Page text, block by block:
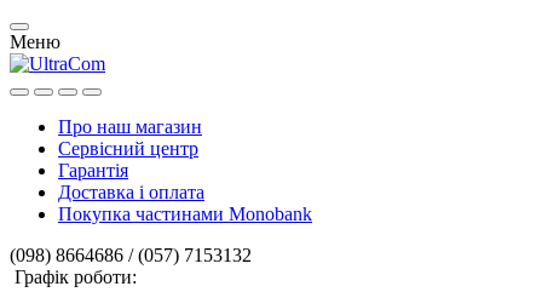
Меню
Про наш магазин
Сервісний центр
Гарантія
Доставка і оплата
Покупка частинами Monobank
(098) 8664686 / (057) 7153132
Графік роботи: